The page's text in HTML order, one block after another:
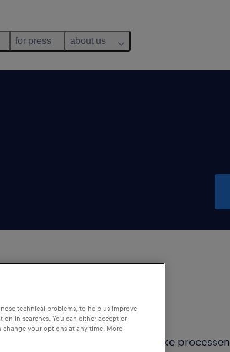
for press about us
het optimaliseren van logistieke processen
technical problems, to help us improve
in searches. You can either accept or
your options at any time. More